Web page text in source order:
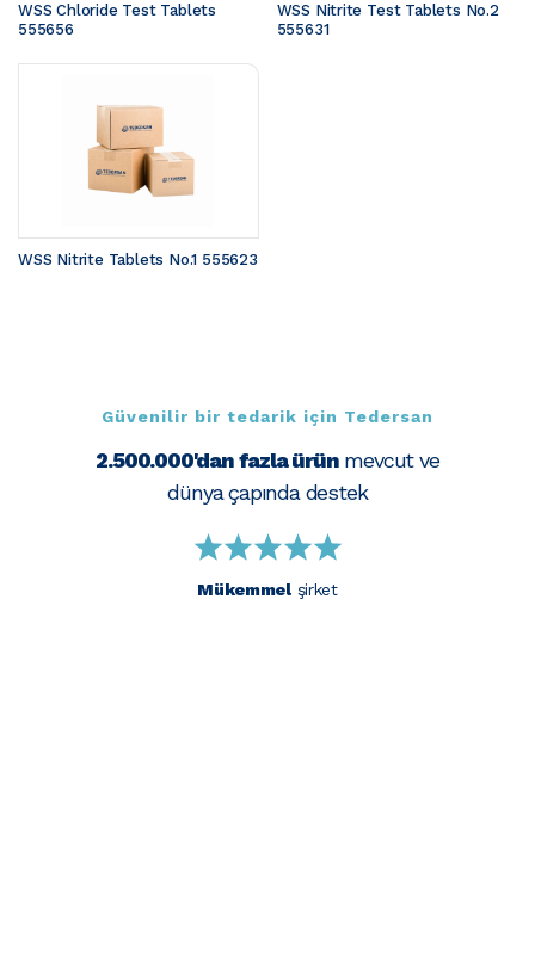
WSS Chloride Test Tablets
555656
WSS Nitrite Test Tablets No.2
555631
WSS Nitrite Tablets No.1 555623
Güvenilir bir tedarik için Tedersan
2.500.000'dan fazla ürünmevcut ve
dünya çapında destek
Mükemmelşirket